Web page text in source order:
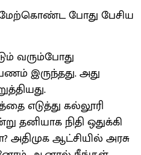
போது பேசிய
வரும்போது
இருந்தது. அது
எடுத்து கல்லூரி
தனியாக நிதி ஒதுக்கி
ஆட்சியில் அரசு